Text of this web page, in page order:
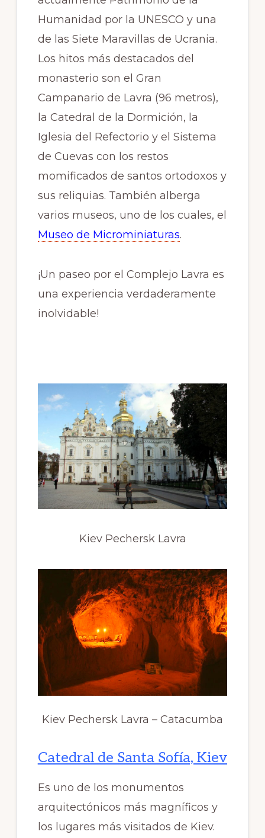
Humanidad por la UNESCO y una
de las Siete Maravillas de Ucrania.
Los hitos más destacados del
monasterio son el Gran
Campanario de Lavra (96 metros),
la Catedral de la Dormición, la
Iglesia del Refectorio y el Sistema
de Cuevas con los restos
momificados de santos ortodoxos y
sus reliquias. También alberga
varios museos, uno de los cuales, el
Museo de Microminiaturas.
¡Un paseo por el Complejo Lavra es
una experiencia verdaderamente
inolvidable!
Kiev Pechersk Lavra
Kiev Pechersk Lavra – Catacumba
Catedral de Santa Sofía, Kiev
Es uno de los monumentos
arquitectónicos más magníficos y
los lugares más visitados de Kiev.